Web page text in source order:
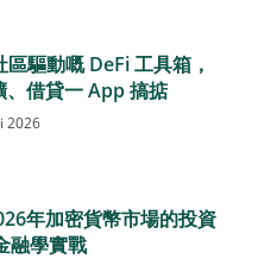
驅動嘅 DeFi 工具箱，
、借貸一 App 搞掂
2026
年加密貨幣市場的投資
融學實戰